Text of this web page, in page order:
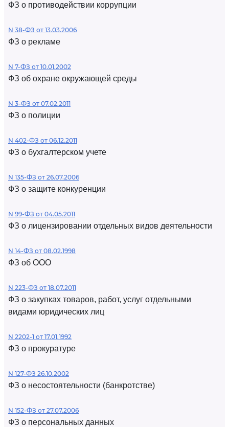
ФЗ о противодействии коррупции
N 38-ФЗ от 13.03.2006
ФЗ о рекламе
N 7-ФЗ от 10.01.2002
ФЗ об охране окружающей среды
N 3-ФЗ от 07.02.2011
ФЗ о полиции
N 402-ФЗ от 06.12.2011
ФЗ о бухгалтерском учете
N 135-ФЗ от 26.07.2006
ФЗ о защите конкуренции
N 99-ФЗ от 04.05.2011
ФЗ о лицензировании отдельных видов деятельности
N 14-ФЗ от 08.02.1998
ФЗ об ООО
N 223-ФЗ от 18.07.2011
ФЗ о закупках товаров, работ, услуг отдельными
видами юридических лиц
N 2202-1 от 17.01.1992
ФЗ о прокуратуре
N 127-ФЗ 26.10.2002
ФЗ о несостоятельности (банкротстве)
N 152-ФЗ от 27.07.2006
ФЗ о персональных данных